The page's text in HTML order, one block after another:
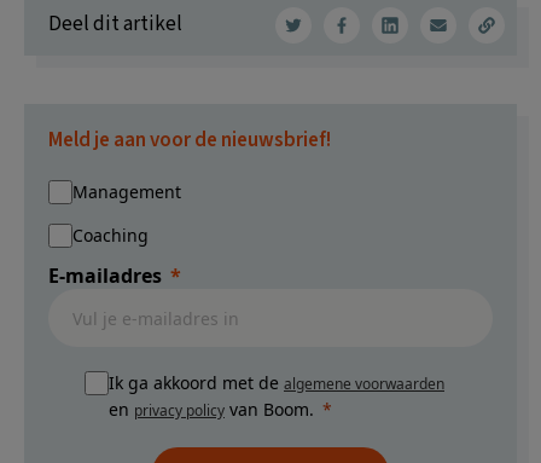
Deel dit artikel
Meld je aan voor de nieuwsbrief!
Management
Coaching
E-mailadres
Ik ga akkoord met de algemene voorwaarden
en privacy policy van Boom.